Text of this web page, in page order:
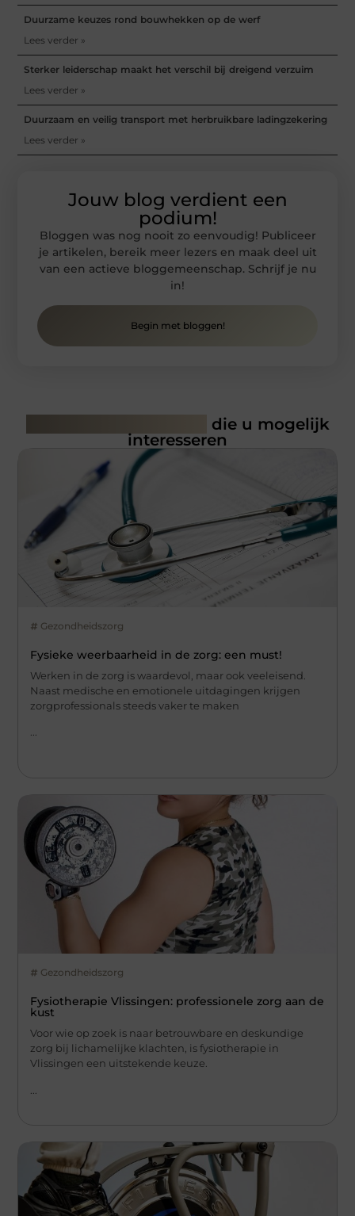
Duurzame keuzes rond bouwhekken op de werf
Lees verder »
Sterker leiderschap maakt het verschil bij dreigend verzuim
Lees verder »
Duurzaam en veilig transport met herbruikbare ladingzekering
Lees verder »
Jouw blog verdient een
podium!
Bloggen was nog nooit zo eenvoudig! Publiceer
je artikelen, bereik meer lezers en maak deel uit
van een actieve bloggemeenschap. Schrijf je nu
in!
Begin met bloggen!
die u mogelijk
interesseren
Gezondheidszorg
Fysieke weerbaarheid in de zorg: een must!
Werken in de zorg is waardevol, maar ook veeleisend.
Naast medische en emotionele uitdagingen krijgen
zorgprofessionals steeds vaker te maken
...
Gezondheidszorg
Fysiotherapie Vlissingen: professionele zorg aan de
kust
Voor wie op zoek is naar betrouwbare en deskundige
zorg bij lichamelijke klachten, is fysiotherapie in
Vlissingen een uitstekende keuze.